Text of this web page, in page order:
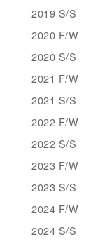
2019 S/S
2020 F/W
2020 S/S
2021 F/W
2021 S/S
2022 F/W
2022 S/S
2023 F/W
2023 S/S
2024 F/W
2024 S/S